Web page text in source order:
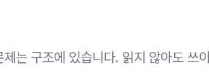
는 구조에 있습니다. 읽지 않아도 쓰